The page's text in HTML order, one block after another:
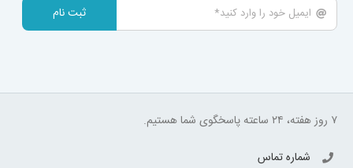
ثبت نام
۷ روز هفته، ۲۴ ساعته پاسخگوی شما هستیم.
شماره تماس